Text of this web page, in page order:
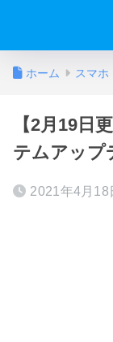
ホーム スマホ
【2月19日
テムアップ
2021年4月18